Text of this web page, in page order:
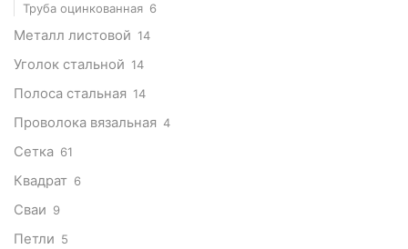
Труба оцинкованная 6
Металл листовой 14
Уголок стальной 14
Полоса стальная 14
Проволока вязальная 4
Сетка 61
Квадрат 6
Сваи 9
Петли 5